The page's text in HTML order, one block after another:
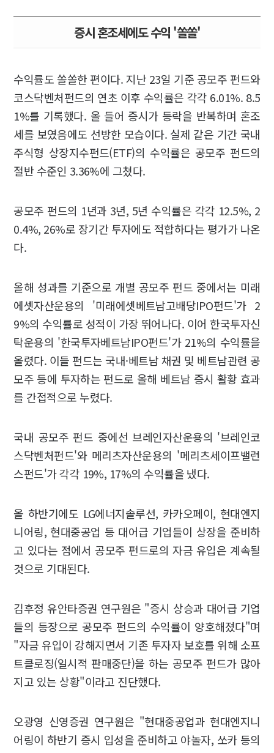
증시 혼조세에도 수익 '쏠쏠'
수익률도 쏠쏠한 편이다. 지난 23일 기준 공모주 펀드와
코스닥벤처펀드의 연초 이후 수익률은 각각 6.01%. 8.5
1%를 기록했다. 올 들어 증시가 등락을 반복하며 혼조
세를 보였음에도 선방한 모습이다. 실제 같은 기간 국내
주식형 상장지수펀드(ETF)의 수익률은 공모주 펀드의
절반 수준인 3.36%에 그쳤다.
공모주 펀드의 1년과 3년, 5년 수익률은 각각 12.5%, 2
0.4%, 26%로 장기간 투자에도 적합하다는 평가가 나온
다.
올해 성과를 기준으로 개별 공모주 펀드 중에서는 미래
에셋자산운용의 '미래에셋베트남고배당IPO펀드'가 2
9%의 수익률로 성적이 가장 뛰어나다. 이어 한국투자신
탁운용의 '한국투자베트남IPO펀드'가 21%의 수익률을
올렸다. 이들 펀드는 국내·베트남 채권 및 베트남관련 공
모주 등에 투자하는 펀드로 올해 베트남 증시 활황 효과
를 간접적으로 누렸다.
국내 공모주 펀드 중에선 브레인자산운용의 '브레인코
스닥벤처펀드'와 메리츠자산운용의 '메리츠세이프밸런
스펀드'가 각각 19%, 17%의 수익률을 냈다.
올 하반기에도 LG에너지솔루션, 카카오페이, 현대엔지
니어링, 현대중공업 등 대어급 기업들이 상장을 준비하
고 있다는 점에서 공모주 펀드로의 자금 유입은 계속될
것으로 기대된다.
김후정 유안타증권 연구원은 "증시 상승과 대어급 기업
들의 등장으로 공모주 펀드의 수익률이 양호해졌다"며
"자금 유입이 강해지면서 기존 투자자 보호를 위해 소프
트클로징(일시적 판매중단)을 하는 공모주 펀드가 많아
지고 있는 상황"이라고 진단했다.
오광영 신영증권 연구원은 "현대중공업과 현대엔지니
어링이 하반기 증시 입성을 준비하고 야놀자, 쏘카 등의